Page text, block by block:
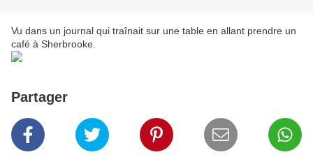
Vu dans un journal qui traînait sur une table en allant prendre un
café à Sherbrooke.
Partager